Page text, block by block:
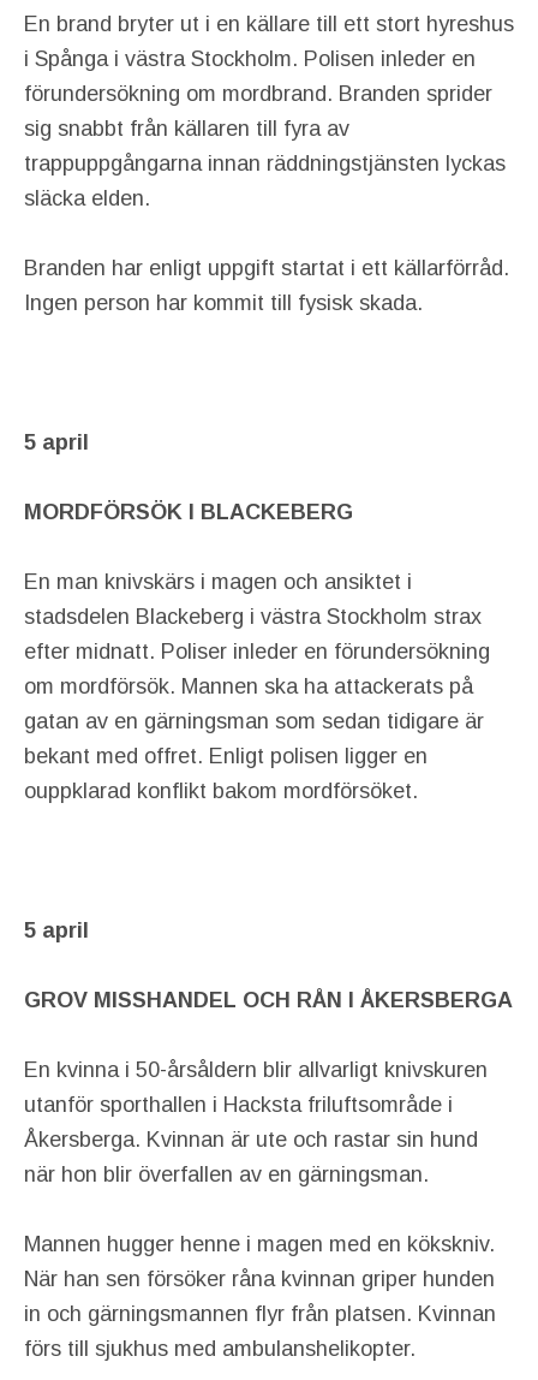
En brand bryter ut i en källare till ett stort hyreshus
i Spånga i västra Stockholm. Polisen inleder en
förundersökning om mordbrand. Branden sprider
sig snabbt från källaren till fyra av
trappuppgångarna innan räddningstjänsten lyckas
släcka elden.
Branden har enligt uppgift startat i ett källarförråd.
Ingen person har kommit till fysisk skada.
5 april
MORDFÖRSÖK I BLACKEBERG
En man knivskärs i magen och ansiktet i
stadsdelen Blackeberg i västra Stockholm strax
efter midnatt. Poliser inleder en förundersökning
om mordförsök. Mannen ska ha attackerats på
gatan av en gärningsman som sedan tidigare är
bekant med offret. Enligt polisen ligger en
ouppklarad konflikt bakom mordförsöket.
5 april
GROV MISSHANDEL OCH RÅN I ÅKERSBERGA
En kvinna i 50-årsåldern blir allvarligt knivskuren
utanför sporthallen i Hacksta friluftsområde i
Åkersberga. Kvinnan är ute och rastar sin hund
när hon blir överfallen av en gärningsman.
Mannen hugger henne i magen med en kökskniv.
När han sen försöker råna kvinnan griper hunden
in och gärningsmannen flyr från platsen. Kvinnan
förs till sjukhus med ambulanshelikopter.